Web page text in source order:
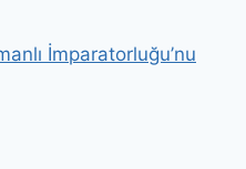
İmparatorluğu’nu